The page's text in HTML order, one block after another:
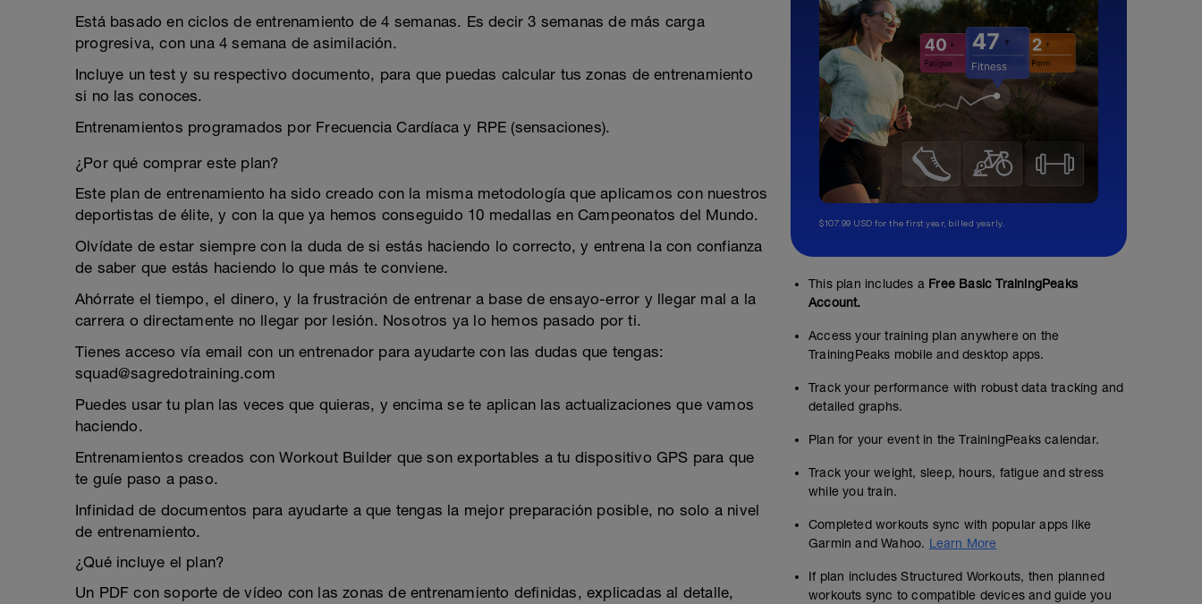
Está basado en ciclos de entrenamiento de 4 semanas. Es decir 3 semanas de más carga
progresiva, con una 4 semana de asimilación.
Incluye un test y su respectivo documento, para que puedas calcular tus zonas de entrenamiento
si no las conoces.
Entrenamientos programados por Frecuencia Cardíaca y RPE (sensaciones).
¿Por qué comprar este plan?
Este plan de entrenamiento ha sido creado con la misma metodología que aplicamos con nuestros
deportistas de élite, y con la que ya hemos conseguido 10 medallas en Campeonatos del Mundo.
Olvídate de estar siempre con la duda de si estás haciendo lo correcto, y entrena la con confianza
de saber que estás haciendo lo que más te conviene.
Ahórrate el tiempo, el dinero, y la frustración de entrenar a base de ensayo-error y llegar mal a la
carrera o directamente no llegar por lesión. Nosotros ya lo hemos pasado por ti.
Tienes acceso vía email con un entrenador para ayudarte con las dudas que tengas:
squad@sagredotraining.com
Puedes usar tu plan las veces que quieras, y encima se te aplican las actualizaciones que vamos
haciendo.
Entrenamientos creados con Workout Builder que son exportables a tu dispositivo GPS para que
te guíe paso a paso.
Infinidad de documentos para ayudarte a que tengas la mejor preparación posible, no solo a nivel
de entrenamiento.
¿Qué incluye el plan?
Un PDF con soporte de vídeo con las zonas de entrenamiento definidas, explicadas al detalle,
$107.99 USD for the first year, billed yearly.
This plan includes a Free Basic TrainingPeaks
Account.
Access your training plan anywhere on the
TrainingPeaks mobile and desktop apps.
Track your performance with robust data tracking and
detailed graphs.
Plan for your event in the TrainingPeaks calendar.
Track your weight, sleep, hours, fatigue and stress
while you train.
Completed workouts sync with popular apps like
Garmin and Wahoo. Learn More
If plan includes Structured Workouts, then planned
workouts sync to compatible devices and guide you